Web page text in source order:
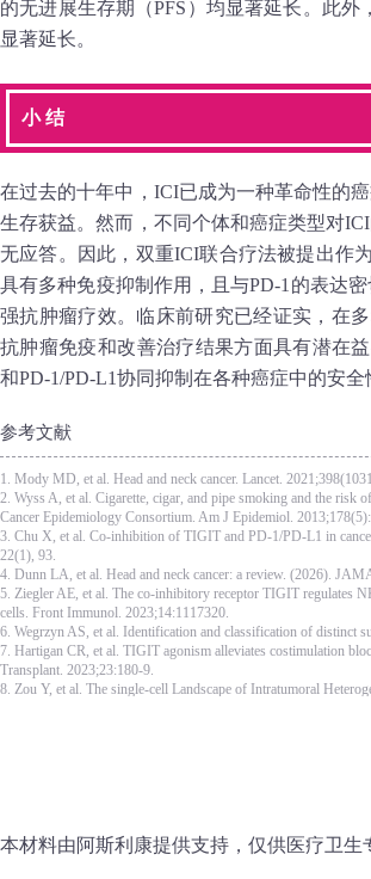
的无进展生存期（PFS）均显著延长。此外
显著延长。
小 结
在过去的十年中，ICI已成为一种革命性的
生存获益。然而，不同个体和癌症类型对
无应答。因此，双重ICI联合疗法被提出作
具有多种免疫抑制作用，且与PD-1的表达
强抗肿瘤疗效。临床前研究已经证实，在
抗肿瘤免疫和改善治疗结果方面具有潜在
和PD-1/PD-L1协同抑制在各种癌症中的安
参考文献
1. Mody MD, et al. Head and neck cancer. Lancet.
2. Wyss A, et al. Cigarette, cigar, and pipe smoking and the risk
Cancer Epidemiology Consortium. Am J Epidemiol.
3. Chu X, et al. Co-inhibition of TIGIT and PD-1/PD-L1 in
22(1), 93.
4. Dunn LA, et al. Head and neck cancer: a review. (2026).
5. Ziegler AE, et al. The co-inhibitory receptor TIGIT regulates
cells. Front Immunol. 2023;14:1117320.
6. Wegrzyn AS, et al. Identification and classification of distinct
7. Hartigan CR, et al. TIGIT agonism alleviates costimulation
Transplant. 2023;23:180-9.
8. Zou Y, et al. The single-cell Landscape of Intratumoral
lung cancer (CITYSCAPE): primary and follow-up analyses of
本材料由阿斯利康提供支持，仅供医疗卫